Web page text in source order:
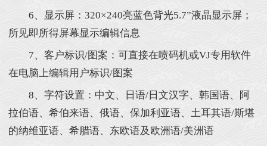
6、显示屏：320×240亮蓝色背光5.7”液晶显示屏；
所见即所得屏幕显示编辑信息
7、客户标识/图案：可直接在喷码机或VJ专用软件
在电脑上编辑用户标识/图案
8、字符设置：中文、日语/日文汉字、韩国语、阿
拉伯语、希伯来语、俄语、保加利亚语、土耳其语/斯堪
的纳维亚语、希腊语、东欧语及欧洲语/美洲语